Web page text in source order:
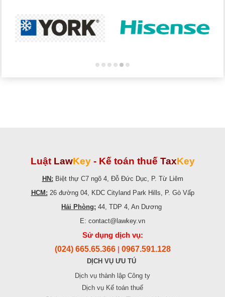
Luật LawKey - Kế toán thuế TaxKey
HN: Biệt thự C7 ngõ 4, Đỗ Đức Dục, P. Từ Liêm
HCM: 26 đường 04, KDC Cityland Park Hills, P. Gò Vấp
Hải Phòng: 44, TDP 4, An Dương
E: contact@lawkey.vn
Sử dụng dịch vụ:
(024) 665.65.366 0967.591.128
DỊCH VỤ ƯU TÚ
Dịch vụ thành lập Công ty
Dịch vụ Kế toán thuế